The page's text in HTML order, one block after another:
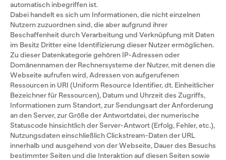
automatisch inbegriffen ist.
Dabei handelt es sich um Informationen, die nicht einzelnen
Nutzern zuzuordnen sind, die aber aufgrund ihrer
Beschaffenheit durch Verarbeitung und Verknüpfung mit Daten
im Besitz Dritter eine Identifizierung dieser Nutzer ermöglichen.
Zu dieser Datenkategorie gehören IP-Adressen oder
Domänennamen der Rechnersysteme der Nutzer, mit denen die
Webseite aufrufen wird, Adressen von aufgerufenen
Ressourcen in URI (Uniform Resource Identifier, dt. Einheitlicher
Bezeichner für Ressourcen), Datum und Uhrzeit des Zugriffs,
Informationen zum Standort, zur Sendungsart der Anforderung
an den Server, zur Größe der Antwortdatei, der numerische
Statuscode hinsichtlich der Server-Antwort (Erfolg, Fehler, etc.),
Nutzungsdaten einschließlich Clickstream-Daten der URL
innerhalb und ausgehend von der Webseite, Dauer des Besuchs
bestimmter Seiten und die Interaktion auf diesen Seiten sowie